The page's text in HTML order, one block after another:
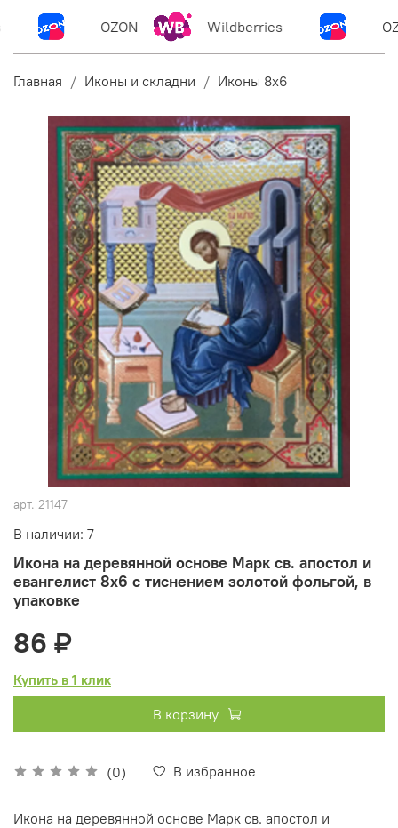
OZON Wildberries
Главная Иконы и складни Иконы 8х6
арт. 21147
В наличии: 7
Икона на деревянной основе Марк св. апостол и
евангелист 8х6 с тиснением золотой фольгой, в
упаковке
(0) В избранное
86 ₽
Купить в 1 клик
В корзину
Икона на деревянной основе Марк св. апостол и